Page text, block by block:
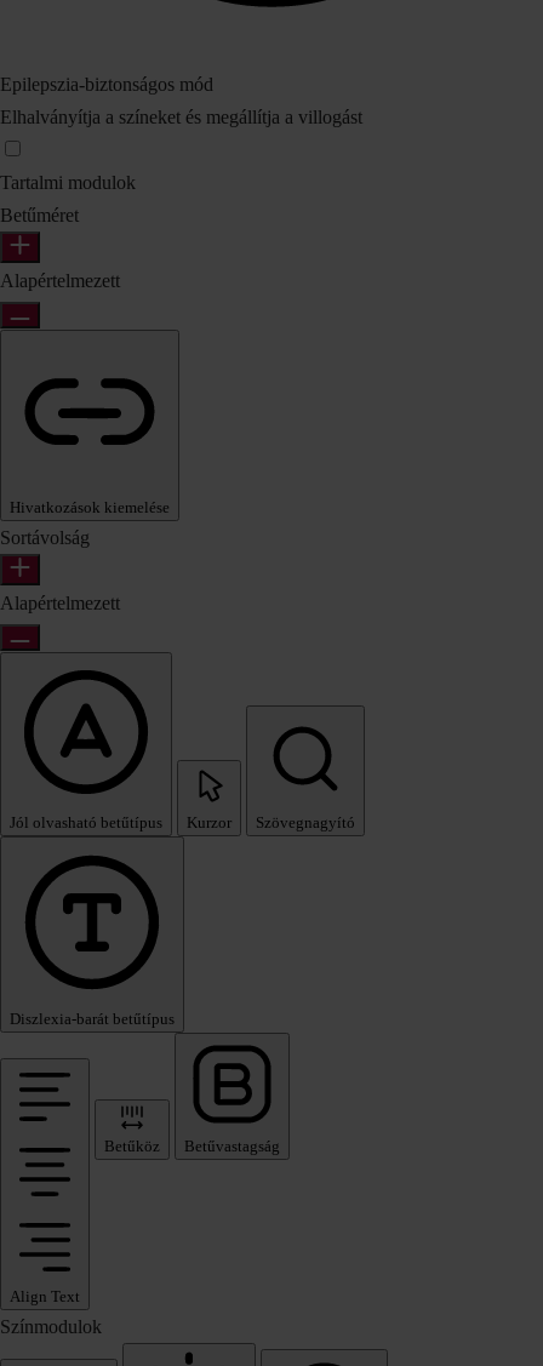
Epilepszia‑biztonságos mód
Elhalványítja a színeket és megállítja a villogást
Tartalmi modulok
Betűméret
Alapértelmezett
Hivatkozások kiemelése
Sortávolság
Alapértelmezett
Jól olvasható betűtípus Kurzor Szövegnagyító
Diszlexia‑barát betűtípus
Align Text
Betűköz Betűvastagság
Színmodulok